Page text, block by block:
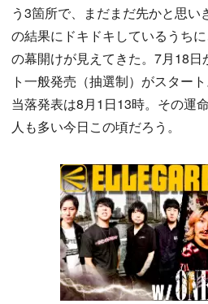
う3箇所で、まだまだ先かと思い
の結果にドキドキしているうち
の幕開けが見えてきた。7月18日
ト一般発売（抽選制）がスター
当落発表は8月1日13時。その運
人も多い今日この頃だろう。